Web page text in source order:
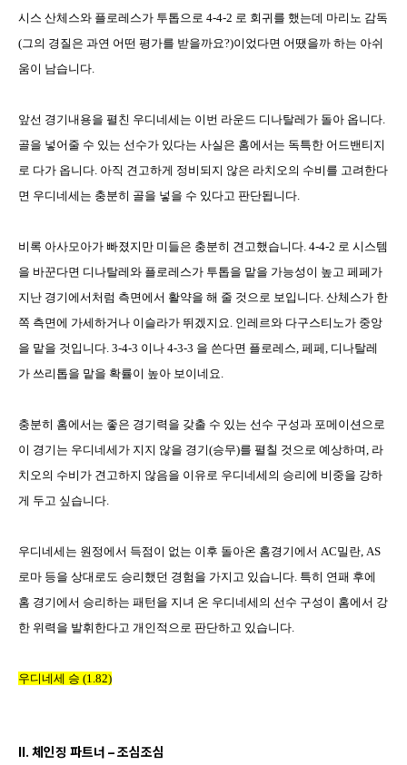
시스 산체스와 플로레스가 투톱으로 4-4-2 로 회귀를 했는데 마리노 감독
(그의 경질은 과연 어떤 평가를 받을까요?)이었다면 어땠을까 하는 아쉬
움이 남습니다.
앞선 경기내용을 펼친 우디네세는 이번 라운드 디나탈레가 돌아 옵니다.
골을 넣어줄 수 있는 선수가 있다는 사실은 홈에서는 독특한 어드밴티지
로 다가 옵니다. 아직 견고하게 정비되지 않은 라치오의 수비를 고려한다
면 우디네세는 충분히 골을 넣을 수 있다고 판단됩니다.
비록 아사모아가 빠졌지만 미들은 충분히 견고했습니다. 4-4-2 로 시스템
을 바꾼다면 디나탈레와 플로레스가 투톱을 맡을 가능성이 높고 페페가
지난 경기에서처럼 측면에서 활약을 해 줄 것으로 보입니다. 산체스가 한
쪽 측면에 가세하거나 이슬라가 뛰겠지요. 인레르와 다구스티노가 중앙
을 맡을 것입니다. 3-4-3 이나 4-3-3 을 쓴다면 플로레스, 페페, 디나탈레
가 쓰리톱을 맡을 확률이 높아 보이네요.
충분히 홈에서는 좋은 경기력을 갖출 수 있는 선수 구성과 포메이션으로
이 경기는 우디네세가 지지 않을 경기(승무)를 펼칠 것으로 예상하며, 라
치오의 수비가 견고하지 않음을 이유로 우디네세의 승리에 비중을 강하
게 두고 싶습니다.
우디네세는 원정에서 득점이 없는 이후 돌아온 홈경기에서 AC밀란, AS
로마 등을 상대로도 승리했던 경험을 가지고 있습니다. 특히 연패 후에
홈 경기에서 승리하는 패턴을 지녀 온 우디네세의 선수 구성이 홈에서 강
한 위력을 발휘한다고 개인적으로 판단하고 있습니다.
우디네세 승 (1.82)
II. 체인징 파트너 –조심조심